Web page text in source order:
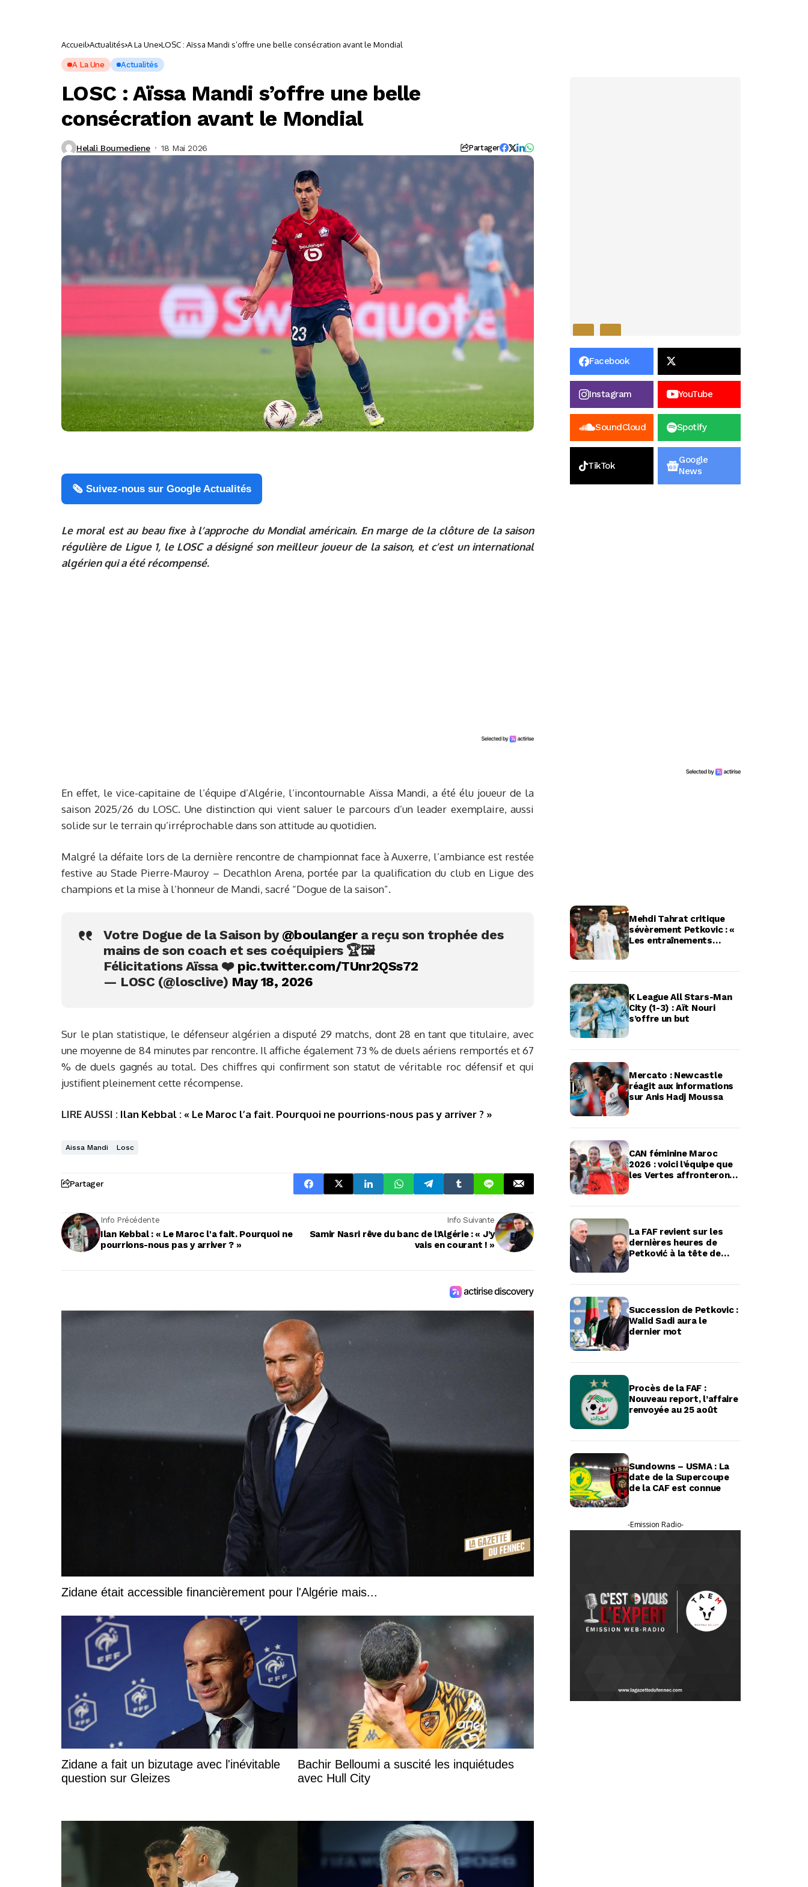
Accueil Actualités A La Une LOSC : Aïssa Mandi s’offre une belle consécration avant le Mondial
A La Une Actualités
LOSC : Aïssa Mandi s’offre une belle
consécration avant le Mondial
Helali Boumediene 18 Mai 2026 Partager
🗞️ Suivez-nous sur Google Actualités
Le moral est au beau fixe à l’approche du Mondial américain. En marge de la clôture de la saison
régulière de Ligue 1, le LOSC a désigné son meilleur joueur de la saison, et c’est un international
algérien qui a été récompensé.
En effet, le vice-capitaine de l’équipe d’Algérie, l’incontournable Aïssa Mandi, a été élu joueur de la
saison 2025/26 du LOSC. Une distinction qui vient saluer le parcours d’un leader exemplaire, aussi
solide sur le terrain qu’irréprochable dans son attitude au quotidien.
Malgré la défaite lors de la dernière rencontre de championnat face à Auxerre, l’ambiance est restée
festive au Stade Pierre-Mauroy – Decathlon Arena, portée par la qualification du club en Ligue des
champions et la mise à l’honneur de Mandi, sacré “Dogue de la saison”.
Votre Dogue de la Saison by @boulangera reçu son trophée des
mains de son coach et ses coéquipiers 🏆🖼️
Félicitations Aïssa ❤️ pic.twitter.com/TUnr2QSs72
— LOSC (@losclive) May 18, 2026
Sur le plan statistique, le défenseur algérien a disputé 29 matchs, dont 28 en tant que titulaire, avec
une moyenne de 84 minutes par rencontre. Il affiche également 73 % de duels aériens remportés et 67
% de duels gagnés au total. Des chiffres qui confirment son statut de véritable roc défensif et qui
justifient pleinement cette récompense.
LIRE AUSSI : Ilan Kebbal : « Le Maroc l’a fait. Pourquoi ne pourrions-nous pas y arriver ? »
Aissa Mandi Losc
Partager
Info Précédente
Ilan Kebbal : « Le Maroc l'a fait. Pourquoi ne
pourrions-nous pas y arriver ? »
Info Suivante
Samir Nasri rêve du banc de l’Algérie : « J’y
vais en courant ! »
Zidane était accessible financièrement pour l'Algérie mais...
Zidane a fait un bizutage avec l'inévitable
question sur Gleizes
Bachir Belloumi a suscité les inquiétudes
avec Hull City
Facebook
Instagram YouTube
SoundCloud Spotify
TikTok
Google
News
Mehdi Tahrat critique
sévèrement Petkovic : «
Les entraînements
K League All Stars-Man
City (1-3) : Aït Nouri
s’offre un but
Mercato : Newcastle
réagit aux informations
sur Anis Hadj Moussa
CAN féminine Maroc
2026 : voici l’équipe que
les Vertes affronteront
La FAF revient sur les
dernières heures de
Petković à la tête de
Succession de Petkovic :
Walid Sadi aura le
dernier mot
Procès de la FAF :
Nouveau report, l’affaire
renvoyée au 25 août
Sundowns – USMA : La
date de la Supercoupe
de la CAF est connue
-Emission Radio-